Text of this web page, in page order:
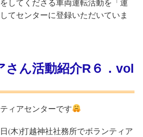
してくださる車両運転活動を「運
てセンターに登録いただいていま
さん活動紹介R６．vol
ィアセンターです
(木)打越神社社務所でボランティア